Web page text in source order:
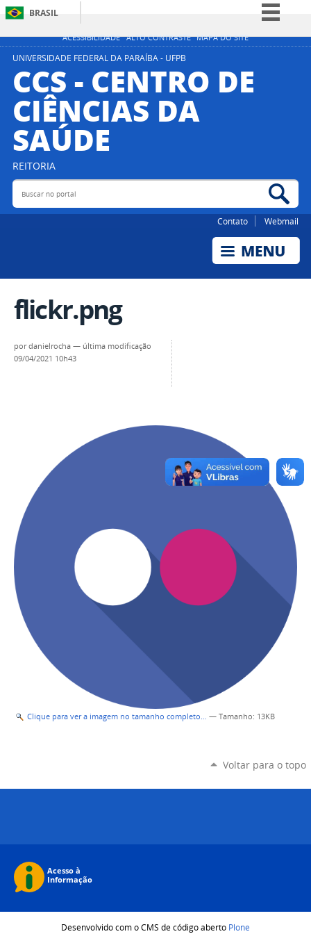
ACESSIBILIDADE ALTO CONTRASTE MAPA DO SITE
BRASIL
Simplifique!
Participe
Acesso à informação
Legislação
UNIVERSIDADE FEDERAL DA PARAÍBA - UFPB
CCS - CENTRO DE
CIÊNCIAS DA
SAÚDE
REITORIA
Buscar no portal
Contato Webmail
flickr.png
pordanielrocha — última modificação
09/04/2021 10h43
Clique para ver a imagem no tamanho completo… — Tamanho: 13KB
Voltar para o topo
Desenvolvido com o CMS de código aberto Plone